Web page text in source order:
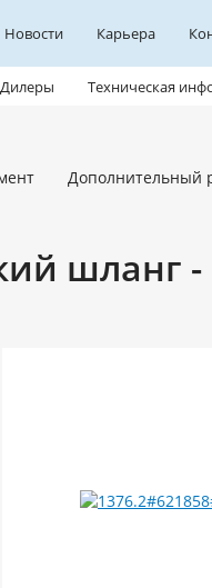
Новости Карьера
Дилеры Техническая
Дополнительный
шланг -